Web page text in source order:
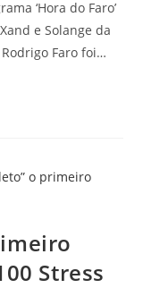
‘Hora do Faro’
e Solange da
Faro foi…
Stress